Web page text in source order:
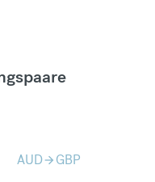
AUDarrow_forward GBP